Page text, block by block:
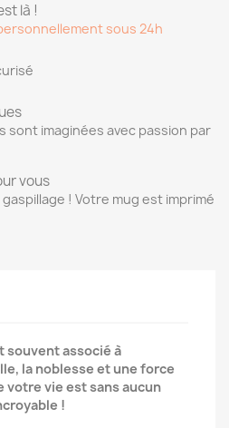
là !
sous 24h
sont imaginées avec passion par
vous
! Votre mug est imprimé
souvent associé à
la noblesse et une force
votre vie est sans aucun
!